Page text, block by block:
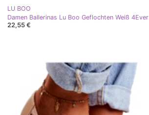
LU BOO
Damen Ballerinas Lu Boo Geflochten Weiß 4Ever
22,55 €